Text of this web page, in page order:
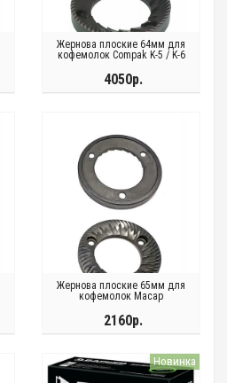
Жернова плоские 64мм для
кофемолок Compak K-5 / K-6
4050р.
Жернова плоские 65мм для
кофемолок Macap
2160р.
Новинка